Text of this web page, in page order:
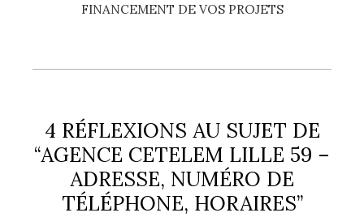
FINANCEMENT DE VOS PROJETS
4 RÉFLEXIONS AU SUJET DE
“AGENCE CETELEM LILLE 59 –
ADRESSE, NUMÉRO DE
TÉLÉPHONE, HORAIRES”